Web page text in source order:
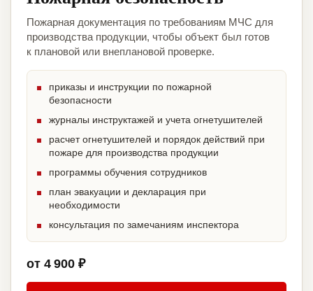
Пожарная документация по требованиям МЧС для
производства продукции, чтобы объект был готов
к плановой или внеплановой проверке.
приказы и инструкции по пожарной
безопасности
журналы инструктажей и учета огнетушителей
расчет огнетушителей и порядок действий при
пожаре для производства продукции
программы обучения сотрудников
план эвакуации и декларация при
необходимости
консультация по замечаниям инспектора
от 4 900 ₽